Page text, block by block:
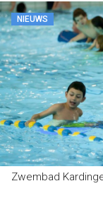
NIEUWS
Zwembad